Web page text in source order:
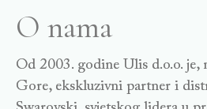
O nama
Od 2003. godine Ulis d.o.o. je,
Gore, ekskluzivni partner i